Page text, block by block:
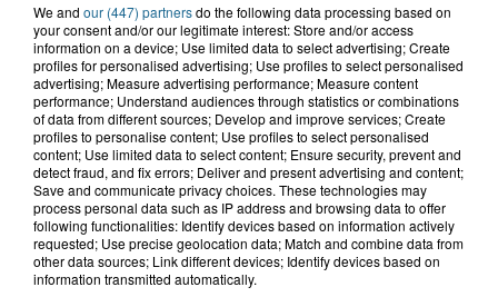
7 août 2026
Hand : Dunkerque face à l'élite pour
préparer la saison du renouveau
7 août 2026
Incendie à La Brasserie de Saint-Omer
: 80 personnes évacuées
We and our (447) partnersdo the following data processing based on
your consent and/or our legitimate interest: Store and/or access
information on a device; Use limited data to select advertising; Create
profiles for personalised advertising; Use profiles to select personalised
advertising; Measure advertising performance; Measure content
performance; Understand audiences through statistics or combinations
of data from different sources; Develop and improve services; Create
profiles to personalise content; Use profiles to select personalised
content; Use limited data to select content; Ensure security, prevent and
detect fraud, and fix errors; Deliver and present advertising and content;
Save and communicate privacy choices. These technologies may
process personal data such as IP address and browsing data to offer
following functionalities: Identify devices based on information actively
requested; Use precise geolocation data; Match and combine data from
other data sources; Link different devices; Identify devices based on
information transmitted automatically.